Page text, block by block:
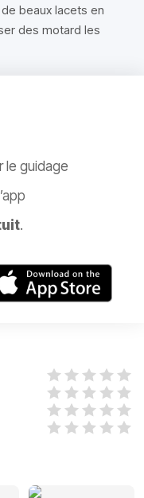
beaux lacets en
des motard les
le guidage
.